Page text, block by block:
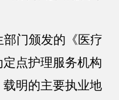
部门颁发的《医疗
点护理服务机构
载明的主要执业地